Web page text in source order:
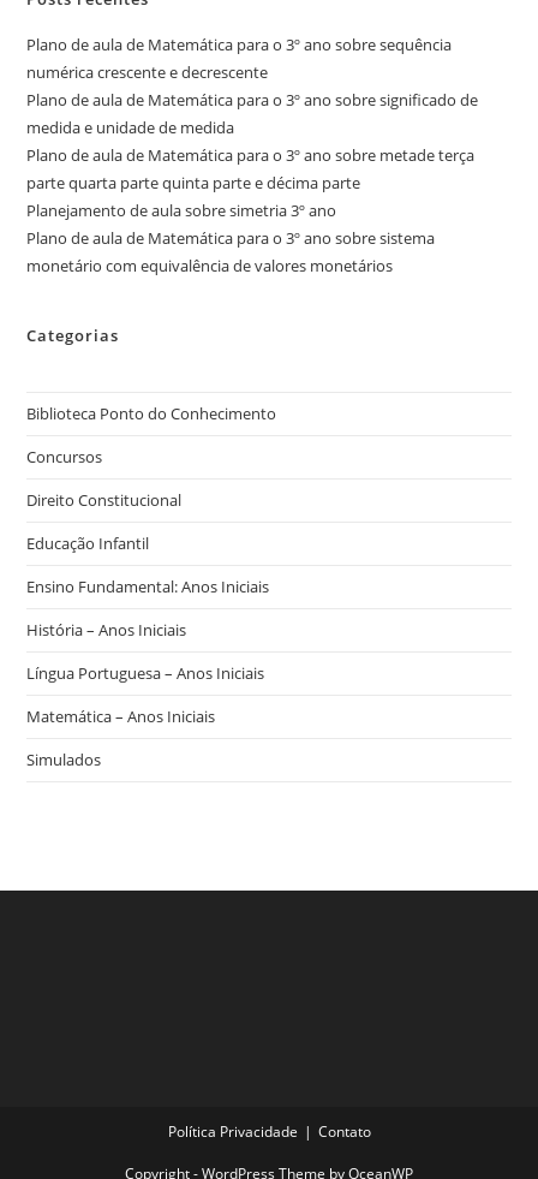
Plano de aula de Matemática para o 3º ano sobre sequência
numérica crescente e decrescente
Plano de aula de Matemática para o 3º ano sobre significado de
medida e unidade de medida
Plano de aula de Matemática para o 3º ano sobre metade terça
parte quarta parte quinta parte e décima parte
Planejamento de aula sobre simetria 3º ano
Plano de aula de Matemática para o 3º ano sobre sistema
monetário com equivalência de valores monetários
Categorias
Biblioteca Ponto do Conhecimento
Concursos
Direito Constitucional
Educação Infantil
Ensino Fundamental: Anos Iniciais
História – Anos Iniciais
Língua Portuguesa – Anos Iniciais
Matemática – Anos Iniciais
Simulados
Política Privacidade Contato
Copyright - WordPress Theme by OceanWP